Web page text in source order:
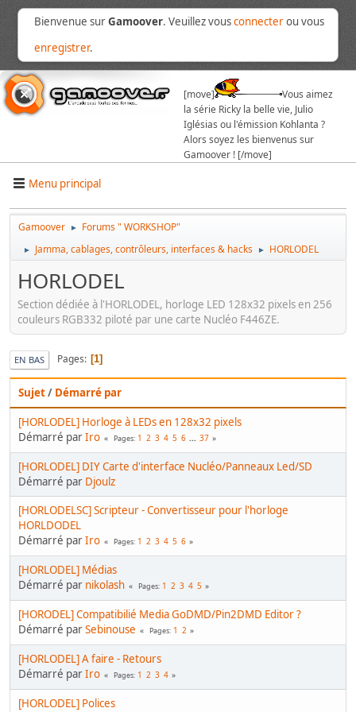
Bienvenue surGamoover. Veuillez vousconnecterou vous
enregistrer.
[move]
Vous aimez
la série Ricky la belle vie, Julio
Iglésias ou l'émission Kohlanta ?
Alors soyez les bienvenus sur
Gamoover ! [/move]
Menu principal
Gamoover ► Forums " WORKSHOP"
► Jamma, cablages, contrôleurs, interfaces & hacks ► HORLODEL
HORLODEL
Section dédiée à l'HORLODEL, horloge LED 128x32 pixels en 256
couleurs RGB332 piloté par une carte Nucléo F446ZE.
EN BAS Pages 1
Sujet/ Démarré par
[HORLODEL] Horloge à LEDs en 128x32 pixels
Démarré parIro Pages 1 2 3 4 5 6 ... 37
[HORLODEL] DIY Carte d'interface Nucléo/Panneaux Led/SD
Démarré par Djoulz
[HORLODELSC] Scripteur - Convertisseur pour l'horloge
HORLDODEL
Démarré parIro Pages 1 2 3 4 5 6
[HORLODEL] Médias
Démarré par nikolash Pages 1 2 3 4 5
[HORODEL] Compatibilié Media GoDMD/Pin2DMD Editor ?
Démarré parSebinouse Pages 1 2
[HORLODEL] A faire - Retours
Démarré parIro Pages 1 2 3 4
[HORLODEL] Polices